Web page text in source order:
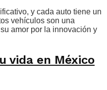
y cada auto tiene un
vehículos son una
amor por la innovación y
vida en México